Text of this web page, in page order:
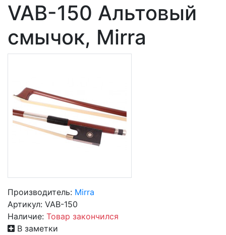
VAB-150 Альтовый
смычок, Mirra
Производитель: Mirra
Артикул: VAB-150
Наличие: Товар закончился
В заметки